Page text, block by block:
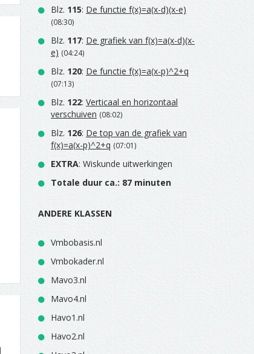
Blz. 115: De functie f(x)=a(x-d)(x-e)
(08:30)
Blz. 117: De grafiek van f(x)=a(x-d)(x-
e) (04:24)
Blz. 120: De functie f(x)=a(x-p)^2+q
(07:13)
Blz. 122: Verticaal en horizontaal
verschuiven (08:02)
Blz. 126: De top van de grafiek van
f(x)=a(x-p)^2+q (07:01)
EXTRA: Wiskunde uitwerkingen
Totale duur ca.: 87 minuten
ANDERE KLASSEN
Vmbobasis.nl
Vmbokader.nl
Mavo3.nl
Mavo4.nl
Havo1.nl
Havo2.nl